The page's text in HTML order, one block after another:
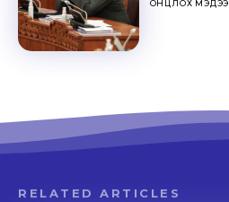
ОНЦЛОХ МЭДЭЭ
RELATED ARTICLES